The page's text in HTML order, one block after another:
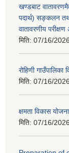
खण्डबाट
पदार्थ) सङ्कलन
वातावरणीय
मिति: 07/16/
रोहिणी
मिति: 07/16/
क्षमता विकास
मिति: 07/16/